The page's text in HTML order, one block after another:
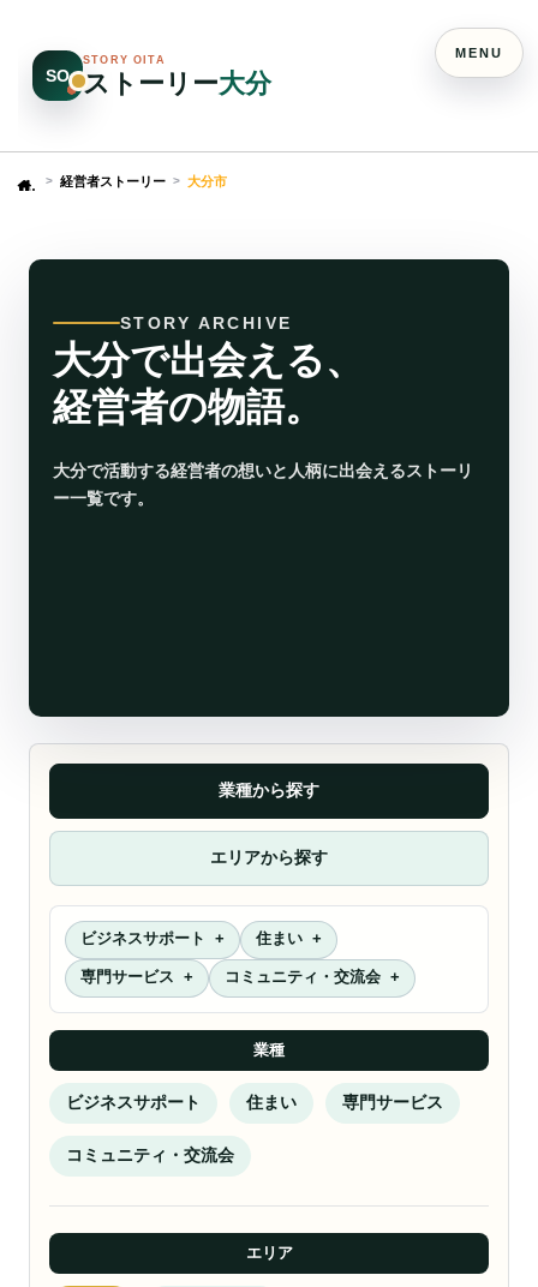
SO
STORY OITA
ストーリー大分
Home 経営者ストーリー 大分市
STORY ARCHIVE
大分で出会える、
経営者の物語。
大分で活動する経営者の想いと人柄に出会えるストーリ
ー一覧です。
業種から探す
エリアから探す
ビジネスサポート 住まい
専門サービス コミュニティ・交流会
業種
ビジネスサポート 住まい 専門サービス
コミュニティ・交流会
エリア
MENU